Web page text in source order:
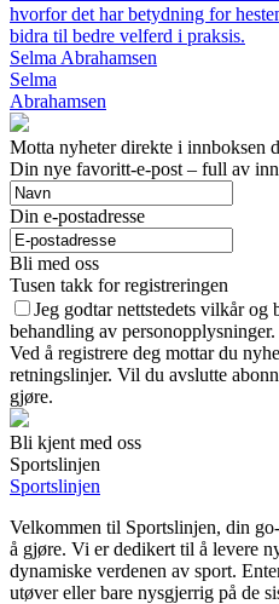
hvorfor det har betydning for
bidra til bedre velferd i praksis.
Selma Abrahamsen
Selma
Abrahamsen
Motta nyheter direkte i innboksen
Din nye favoritt-e-post – full av
Din e-postadresse
Bli med oss
Tusen takk for registreringen
Jeg godtar nettstedets vilkår og
behandling av personopplysninger.
Ved å registrere deg mottar du
retningslinjer. Vil du avslutte
gjøre.
Bli kjent med oss
Sportslinjen
Sportslinjen
Velkommen til Sportslinjen, din
å gjøre. Vi er dedikert til å levere
dynamiske verdenen av sport.
utøver eller bare nysgjerrig på de